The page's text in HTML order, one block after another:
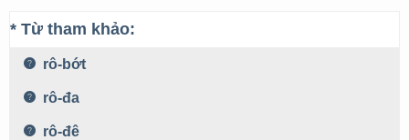
* Từ tham khảo:
rô-bớt
rô-đa
rô-đê